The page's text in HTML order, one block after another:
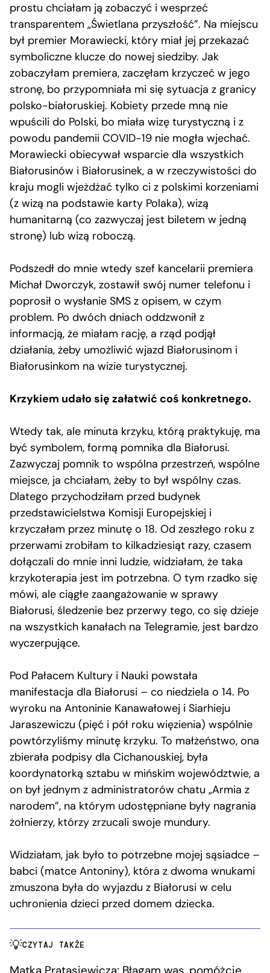
prostu chciałam ją zobaczyć i wesprzeć
transparentem „Świetlana przyszłość”. Na miejscu
był premier Morawiecki, który miał jej przekazać
symboliczne klucze do nowej siedziby. Jak
zobaczyłam premiera, zaczęłam krzyczeć w jego
stronę, bo przypomniała mi się sytuacja z granicy
polsko-białoruskiej. Kobiety przede mną nie
wpuścili do Polski, bo miała wizę turystyczną i z
powodu pandemii COVID-19 nie mogła wjechać.
Morawiecki obiecywał wsparcie dla wszystkich
Białorusinów i Białorusinek, a w rzeczywistości do
kraju mogli wjeżdżać tylko ci z polskimi korzeniami
(z wizą na podstawie karty Polaka), wizą
humanitarną (co zazwyczaj jest biletem w jedną
stronę) lub wizą roboczą.
Podszedł do mnie wtedy szef kancelarii premiera
Michał Dworczyk, zostawił swój numer telefonu i
poprosił o wysłanie SMS z opisem, w czym
problem. Po dwóch dniach oddzwonił z
informacją, że miałam rację, a rząd podjął
działania, żeby umożliwić wjazd Białorusinom i
Białorusinkom na wizie turystycznej.
Krzykiem udało się załatwić coś konkretnego.
Wtedy tak, ale minuta krzyku, którą praktykuję, ma
być symbolem, formą pomnika dla Białorusi.
Zazwyczaj pomnik to wspólna przestrzeń, wspólne
miejsce, ja chciałam, żeby to był wspólny czas.
Dlatego przychodziłam przed budynek
przedstawicielstwa Komisji Europejskiej i
krzyczałam przez minutę o 18. Od zeszłego roku z
przerwami zrobiłam to kilkadziesiąt razy, czasem
dołączali do mnie inni ludzie, widziałam, że taka
krzykoterapia jest im potrzebna. O tym rzadko się
mówi, ale ciągłe zaangażowanie w sprawy
Białorusi, śledzenie bez przerwy tego, co się dzieje
na wszystkich kanałach na Telegramie, jest bardzo
wyczerpujące.
Pod Pałacem Kultury i Nauki powstała
manifestacja dla Białorusi – co niedziela o 14. Po
wyroku na Antoninie Kanawałowej i Siarhieju
Jaraszewiczu (pięć i pół roku więzienia) wspólnie
powtórzyliśmy minutę krzyku. To małżeństwo, ona
zbierała podpisy dla Cichanouskiej, była
koordynatorką sztabu w mińskim województwie, a
on był jednym z administratorów chatu „Armia z
narodem”, na którym udostępniane były nagrania
żołnierzy, którzy zrzucali swoje mundury.
Widziałam, jak było to potrzebne mojej sąsiadce –
babci (matce Antoniny), która z dwoma wnukami
zmuszona była do wyjazdu z Białorusi w celu
uchronienia dzieci przed domem dziecka.
CZYTAJ TAKŻE